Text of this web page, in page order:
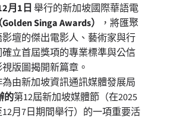
月1日 舉行的新加坡國際華語電
（Golden Singa Awards）
，將匯聚
壇的傑出電影人、藝術家與行
立首屆獎項的專業標準與公信
版圖揭開新篇章。
由新加坡資訊通訊媒體發展局
的第12屆新加坡媒體節（在2025
月7日期間舉行）的一項重要活